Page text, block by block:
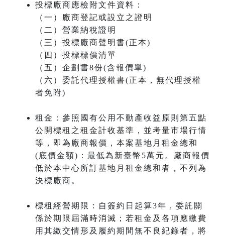
投標廠商應檢附文件資料：
（一）廠商登記或設立之證明
（二）營業納稅證明
（三）投標廠商聲明書(正本)
（四）投標標價清單
（五）企劃書8份(含報價單)
（六）委託代理授權書(正本，無代理授權
者免附)
租金：參照國有公用不動產收益原則第五點
公開標租之租金計收基準，並考量市場行情
等，即為廠商報價，本案基地月租金總和
(底價金額)：最低為新臺幣5萬元。廠商報價
低於本中心所訂基地月租金總和者，不列為
決標廠商。
標租經營期限：自簽約日起算3年，委託關
係於期限屆滿時消滅；若租金及各項應繳費
用其繳交情形及履約期間無不良紀錄者，將